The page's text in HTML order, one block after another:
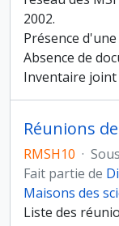
2002.
Présence
Absence de
Inventaire joint
Réunions
RMSH10 ·
Fait partie de
Maisons des
Liste des